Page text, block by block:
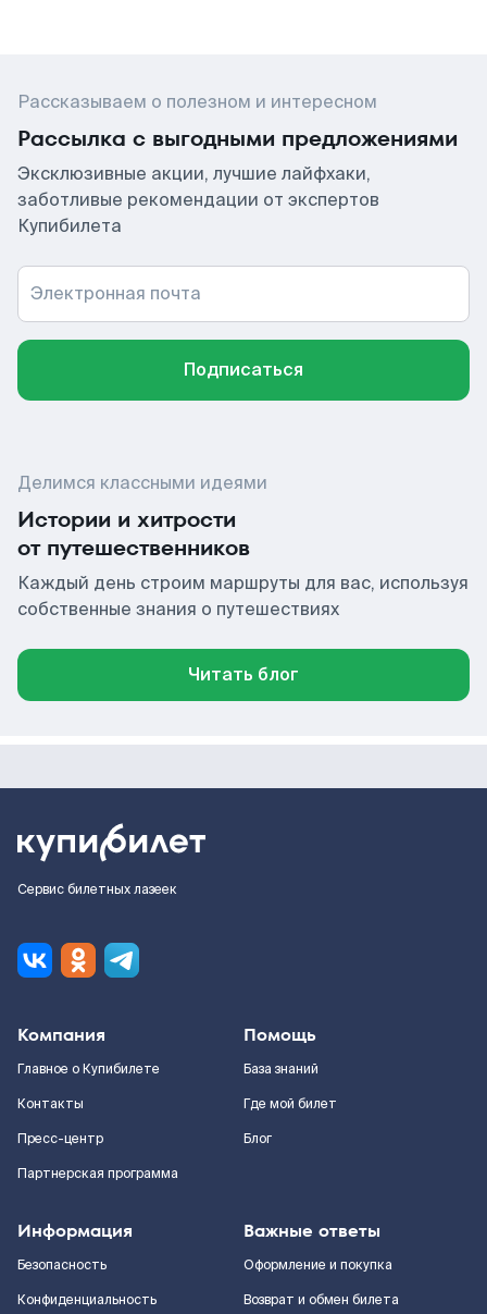
Рассказываем о полезном и интересном
Рассылка с выгодными предложениями
Эксклюзивные акции, лучшие лайфхаки,
заботливые рекомендации от экспертов
Купибилета
Электронная почта
Подписаться
Делимся классными идеями
Истории и хитрости
от путешественников
Каждый день строим маршруты для вас, используя
собственные знания о путешествиях
Читать блог
Сервис билетных лазеек
Компания
Главное о Купибилете
Контакты
Пресс-центр
Партнерская программа
Помощь
База знаний
Где мой билет
Блог
Информация
Безопасность
Конфиденциальность
Важные ответы
Оформление и покупка
Возврат и обмен билета